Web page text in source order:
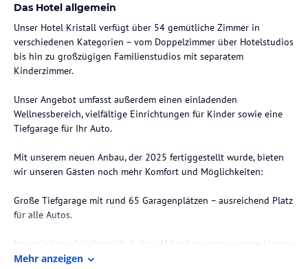
Das Hotel allgemein
Unser Hotel Kristall verfügt über 54 gemütliche Zimmer in
verschiedenen Kategorien – vom Doppelzimmer über Hotelstudios
bis hin zu großzügigen Familienstudios mit separatem
Kinderzimmer.
Unser Angebot umfasst außerdem einen einladenden
Wellnessbereich, vielfältige Einrichtungen für Kinder sowie eine
Tiefgarage für Ihr Auto.
Mit unserem neuen Anbau, der 2025 fertiggestellt wurde, bieten
wir unseren Gästen noch mehr Komfort und Möglichkeiten:
Große Tiefgarage mit rund 65 Garagenplätzen – ausreichend Platz
für alle Autos.
Neuer Indoor-Spielbereich: Auf ca. 450 m² erwarten unsere kleinen
Gäste moderne Spielräume für verschiedene Altersgruppen.
Mehr anzeigen